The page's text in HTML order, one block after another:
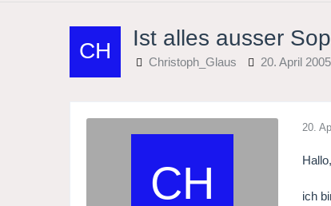
Ist alles ausser
Christoph_Glaus 20. April 2005
20.
Hallo,
ich